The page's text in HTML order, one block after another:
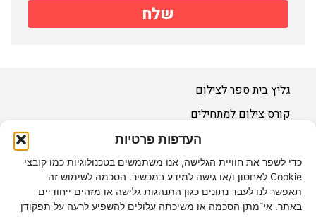
העדפות פרטיות
כדי לשפר את חוויית הגלישה, אנו משתמשים בטכנולוגיות כמו קובצי
Cookie לאחסון ו/או גישה למידע במכשיר. הסכמה לשימוש זה
תאפשר לנו לעבד נתונים כגון התנהגות גלישה או מזהים ייחודיים
באתר. אי־מתן הסכמה או משיכתה עלולים להשפיע לרעה על תפקודן
שלח
גליץ בית ספר לצילום
קורס צילום למתחילים
קורס צילום למתקדמים
לימודי צילום
סדנת צילום
מדיניות פרטיות